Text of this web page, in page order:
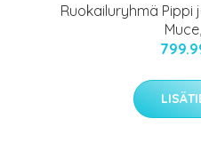
Ruokailuryhmä